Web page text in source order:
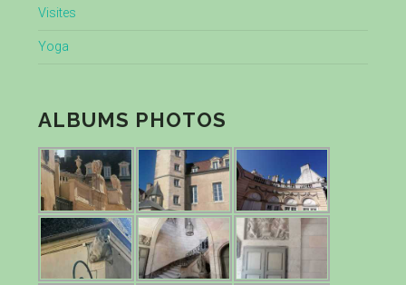
Visites
Yoga
ALBUMS PHOTOS